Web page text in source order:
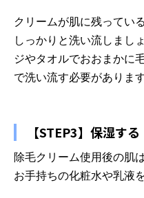
クリームが肌に残ってい
しっかりと洗い流しまし
ジやタオルでおおまかに
で洗い流す必要があります
【STEP3】保湿する
除毛クリーム使用後の肌
お手持ちの化粧水や乳液